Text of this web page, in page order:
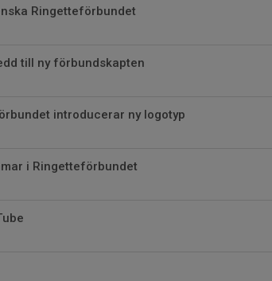
Ringetteförbundet
till ny förbundskapten
introducerar ny logotyp
i Ringetteförbundet